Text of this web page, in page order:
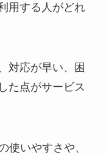
用する人がどれ
対応が早い、困
た点がサービス
使いやすさや、